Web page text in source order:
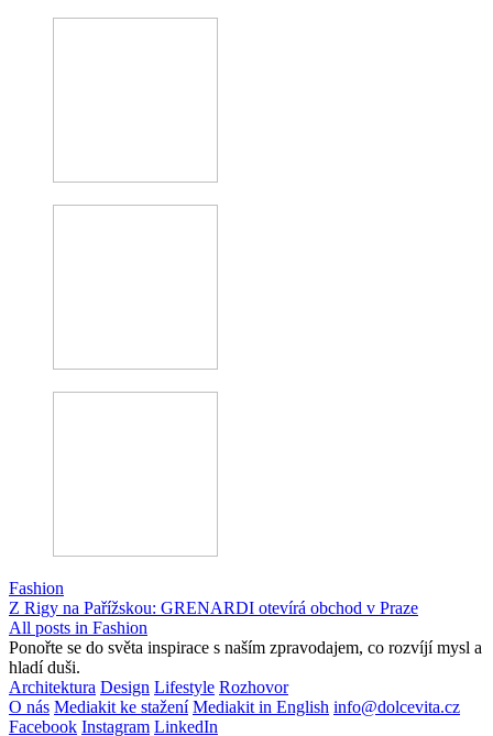
Fashion
Z Rigy na Pařížskou: GRENARDI otevírá obchod v Praze
All posts in Fashion
Ponořte se do světa inspirace s naším zpravodajem, co rozvíjí mysl a
hladí duši.
Architektura Design Lifestyle Rozhovor
O nás Mediakit ke stažení Mediakit in English info@dolcevita.cz
Facebook Instagram LinkedIn